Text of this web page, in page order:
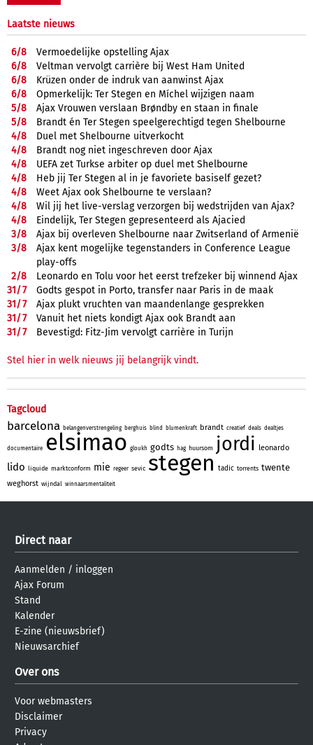
Laatste nieuws
6/8
Vermoedelijke opstelling Ajax
6/8
Veltman vervolgt carrière bij West Ham United
6/8
Krüzen onder de indruk van aanwinst Ajax
6/8
Opmerkelijk: Ter Stegen en Míchel wijzigen naam
5/8
Ajax Vrouwen verslaan Brøndby en staan in finale
5/8
Brandt én Ter Stegen speelgerechtigd tegen Shelbourne
4/8
Duel met Shelbourne uitverkocht
4/8
Brandt nog niet ingeschreven door Ajax
4/8
UEFA zet Turkse arbiter op duel met Shelbourne
4/8
Heb jij Ter Stegen al in je favoriete basiself gezet?
4/8
Weet Ajax ook Shelbourne te verslaan?
4/8
Wil jij het live-verslag verzorgen bij wedstrijden van Ajax?
4/8
Eindelijk, Ter Stegen gepresenteerd als Ajacied
3/8
Ajax bij overleven Shelbourne naar Zwitserland of Armenië
3/8
Ajax kent mogelijke tegenstanders in Conference League
play-offs
2/8
Leonardo en Tolu voor het eerst trefzeker bij winnend Ajax
31/7
Godts gespot in Porto, transfer naar Paris in de maak
31/7
Ajax plukt vruchten van maandenlange gesprekken
31/7
Vanuit het niets kondigt Ajax ook Brandt aan
31/7 Bevestigd: Fitz-Jim vervolgt carrière in Turijn
Stel hier in welk nieuws jij belangrijk vindt.
Tagcloud
barcelona belangenverstrengeling berghuis blind blumenkraft brandt creatief deals dealtjes
documentaire elsimao gloukh godts hag huursom jordi leonardo
lido liquide marktconform mie regeer sevic stegen tadic torrents twente
weghorst wijndal winnaarsmentaliteit
Direct naar
Aanmelden / inloggen
Ajax Forum
Stand
Kalender
E-zine (nieuwsbrief)
Nieuwsarchief
Over ons
Voor webmasters
Disclaimer
Privacy